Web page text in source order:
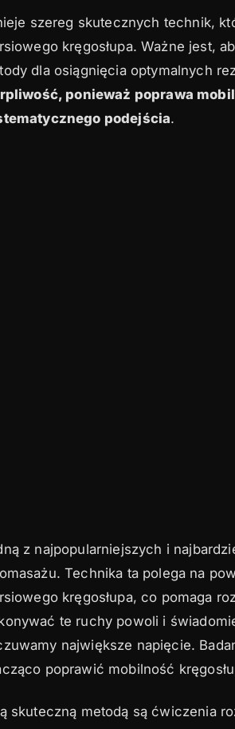
szereg skutecznych technik,
kręgosłupa. Ważne jest,
dla osiągnięcia optymalnych
ponieważ poprawa
podejścia.
z najpopularniejszych i
Technika ta polega na
kręgosłupa, co pomaga
te ruchy powoli i
największe napięcie.
poprawić mobilność
skuteczną metodą są ćwiczenia